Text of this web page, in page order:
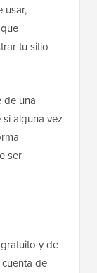
usar,
tu sitio
de una
alguna vez
ser
y de
de